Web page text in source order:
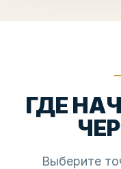
ГДЕ
Выберите